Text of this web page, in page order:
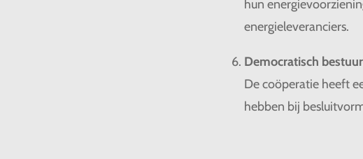
hun
energieleveranciers.
Democratisch
De coöperatie heeft
hebben bij